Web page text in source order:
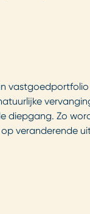
Zo
veranderende